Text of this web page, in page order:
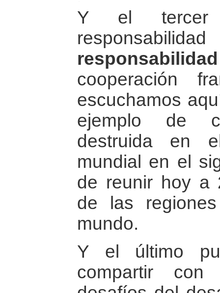
Y el tercer
cooperación
escuchamos
ejemplo de
destruida en
mundial en el
de reunir hoy a
de las
mundo.
Y el último
compartir